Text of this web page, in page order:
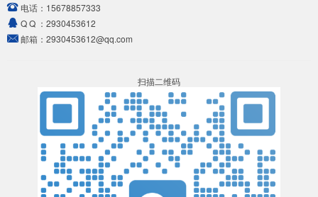
电话： 15678857333
Q Q ： 2930453612
邮箱： 2930453612@qq.com
扫描二维码